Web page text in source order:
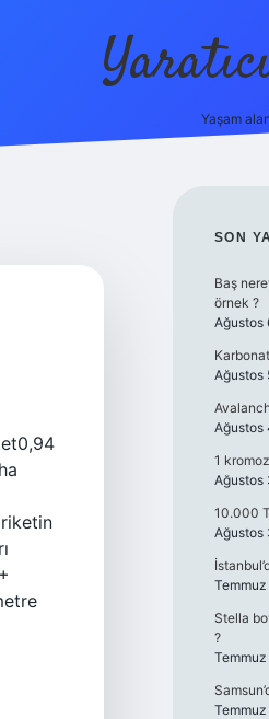
Yaşam
SON
Baş
örnek ?
Ağustos
Ağustos
Ağustos
1
Ağustos
10.000
Ağustos
Stella
?